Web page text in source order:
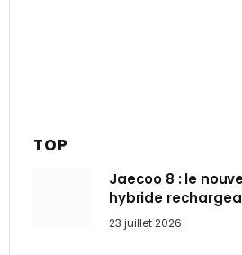
TOP
Jaecoo 8 : le
hybride
ch qui vise l’Audi
en Europe cet
23 juillet 2026